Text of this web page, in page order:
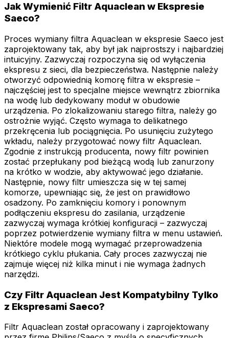
Jak Wymienić Filtr Aquaclean w Ekspresie
Saeco?
Proces wymiany filtra Aquaclean w ekspresie Saeco jest
zaprojektowany tak, aby był jak najprostszy i najbardziej
intuicyjny. Zazwyczaj rozpoczyna się od wyłączenia
ekspresu z sieci, dla bezpieczeństwa. Następnie należy
otworzyć odpowiednią komorę filtra w ekspresie –
najczęściej jest to specjalne miejsce wewnątrz zbiornika
na wodę lub dedykowany moduł w obudowie
urządzenia. Po zlokalizowaniu starego filtra, należy go
ostrożnie wyjąć. Często wymaga to delikatnego
przekręcenia lub pociągnięcia. Po usunięciu zużytego
wkładu, należy przygotować nowy filtr Aquaclean.
Zgodnie z instrukcją producenta, nowy filtr powinien
zostać przepłukany pod bieżącą wodą lub zanurzony
na krótko w wodzie, aby aktywować jego działanie.
Następnie, nowy filtr umieszcza się w tej samej
komorze, upewniając się, że jest on prawidłowo
osadzony. Po zamknięciu komory i ponownym
podłączeniu ekspresu do zasilania, urządzenie
zazwyczaj wymaga krótkiej konfiguracji – zazwyczaj
poprzez potwierdzenie wymiany filtra w menu ustawień.
Niektóre modele mogą wymagać przeprowadzenia
krótkiego cyklu płukania. Cały proces zazwyczaj nie
zajmuje więcej niż kilka minut i nie wymaga żadnych
narzędzi.
Czy Filtr Aquaclean Jest Kompatybilny Tylko
z Ekspresami Saeco?
Filtr Aquaclean został opracowany i zaprojektowany